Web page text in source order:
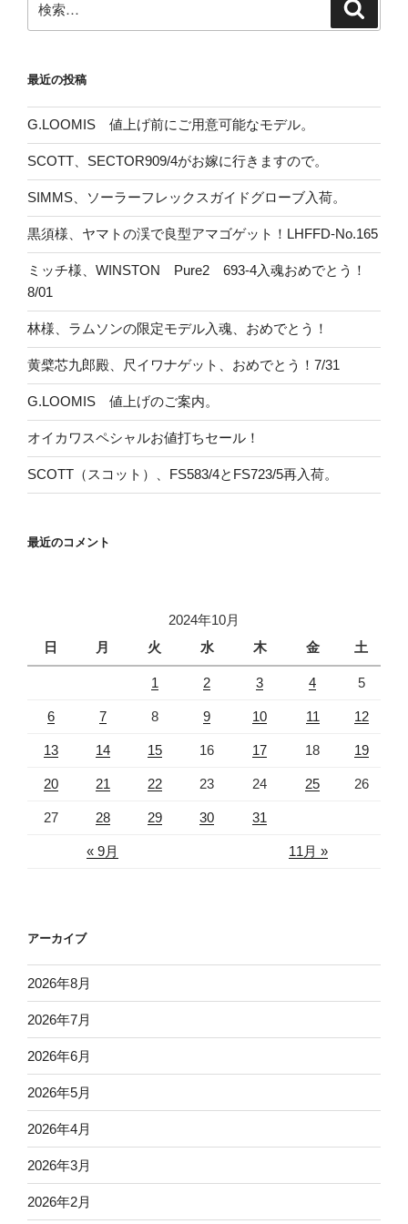
索:
最近の投稿
G.LOOMIS 値上げ前にご用意可能なモデル。
SCOTT、SECTOR909/4がお嫁に行きますので。
SIMMS、ソーラーフレックスガイドグローブ入荷。
黒須様、ヤマトの渓で良型アマゴゲット！LHFFD-No.165
ミッチ様、WINSTON Pure2 693-4入魂おめでとう！
8/01
林様、ラムソンの限定モデル入魂、おめでとう！
黄檗芯九郎殿、尺イワナゲット、おめでとう！7/31
G.LOOMIS 値上げのご案内。
オイカワスペシャルお値打ちセール！
SCOTT（スコット）、FS583/4とFS723/5再入荷。
最近のコメント
2024年10月
日
月 火 水 木 金 土
« 9月 11月 »
1 2 3 4 5
6 7 8 9 10 11 12
13 14 15 16 17 18 19
20 21 22 23 24 25 26
27 28 29 30 31
アーカイブ
2026年8月
2026年7月
2026年6月
2026年5月
2026年4月
2026年3月
2026年2月